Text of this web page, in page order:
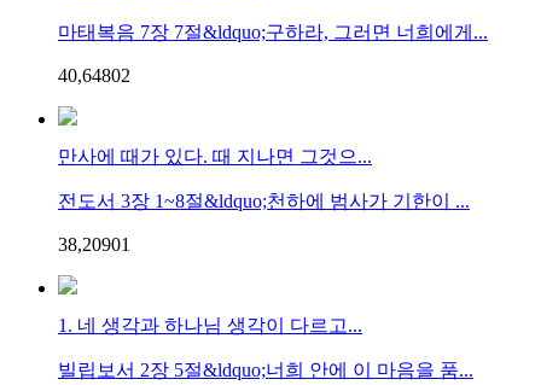
마태복음 7장 7절&ldquo;구하라, 그러면 너희에게...
40,64802
만사에 때가 있다. 때 지나면 그것으...
전도서 3장 1~8절&ldquo;천하에 범사가 기한이 ...
38,20901
1. 네 생각과 하나님 생각이 다르고...
빌립보서 2장 5절&ldquo;너희 안에 이 마음을 품...